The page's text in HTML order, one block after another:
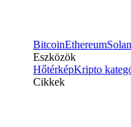
BitcoinEthereum
Eszközök
HőtérképKripto
Cikkek